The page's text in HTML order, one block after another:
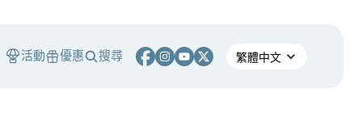
活動 優惠 搜尋